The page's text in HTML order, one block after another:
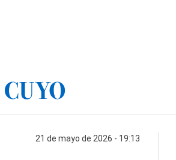
21 de mayo de 2026 - 19:13